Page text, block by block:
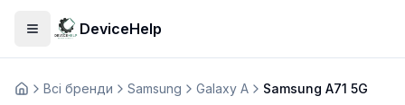
Відкрити меню
DeviceHelp
ДомашняВсі бренди Samsung Galaxy A Samsung A71 5G